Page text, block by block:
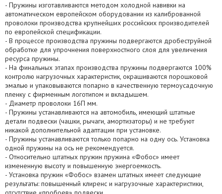
- Пружины изготавливаются методом холодной навивки на
автоматическом европейском оборудовании из калиброванной
проволоки производства крупнейших российских производителей
по европейской спецификации.
- В процессе производства пружины подвергаются дробеструйной
обработке для упрочнения поверхностного слоя для увеличения
ресурса пружины.
- На финальных этапах производства пружины подвергаются 100%
контролю нагрузочных характеристик, окрашиваются порошковой
эмалью и упаковываются попарно в качественную термоусадочную
пленку с фирменным логотипом и вкладышем.
- Диаметр проволоки 16П мм.
- Пружины устанавливаются на автомобиль, имеющий штатные
детали подвески (чашки, рычаги, амортизаторы) и не требуют
никакой дополнительной адаптации при установке.
- Пружины устанавливаются только попарно на одну ось. Установка
одной пружины на ось не рекомендуется.
- Относительно штатных пружин пружина «Фобос» имеет
измененную высоту и повышенную энергоемкость.
- Установка пружин «Фобос» взамен штатных имеет следующие
результаты: повышенный клиренс и нагрузочные характеристики,